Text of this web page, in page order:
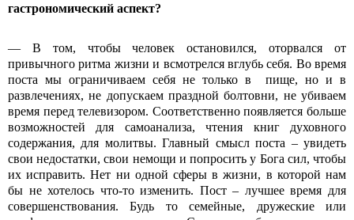
гастрономический аспект?
— В том, чтобы человек остановился, оторвался от
привычного ритма жизни и всмотрелся вглубь себя. Во время
поста мы ограничиваем себя не только в пище, но и в
развлечениях, не допускаем праздной болтовни, не убиваем
время перед телевизором. Соответственно появляется больше
возможностей для самоанализа, чтения книг духовного
содержания, для молитвы. Главный смысл поста – увидеть
свои недостатки, свои немощи и попросить у Бога сил, чтобы
их исправить. Нет ни одной сферы в жизни, в которой нам
бы не хотелось что-то изменить. Пост – лучшее время для
совершенствования. Будь то семейные, дружеские или